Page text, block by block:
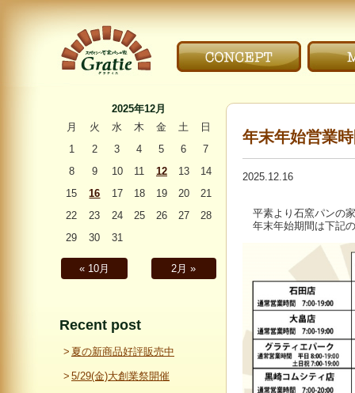
ティエ
年末年始営業
2025.12.16
平素より石窯パンの
年末年始期間は下記
2025年12月
月
火 水 木 金 土 日
« 10月 2月 »
1 2 3 4 5 6
7
8
9 10 11 12 13
14
15
16 17 18 19 20
21
22
23 24 25 26 27
28
29
30 31
Recent post
夏の新商品好評販売中
5/29(金)大創業祭開催